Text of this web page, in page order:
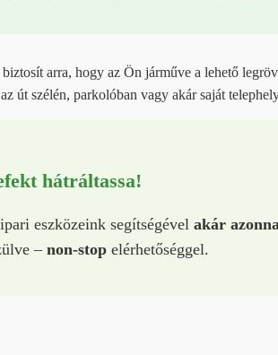
biztosít arra, hogy az Ön járműve a lehető
út szélén, parkolóban vagy akár saját
hátráltassa!
eszközeink segítségével akár
– non-stop elérhetőséggel.